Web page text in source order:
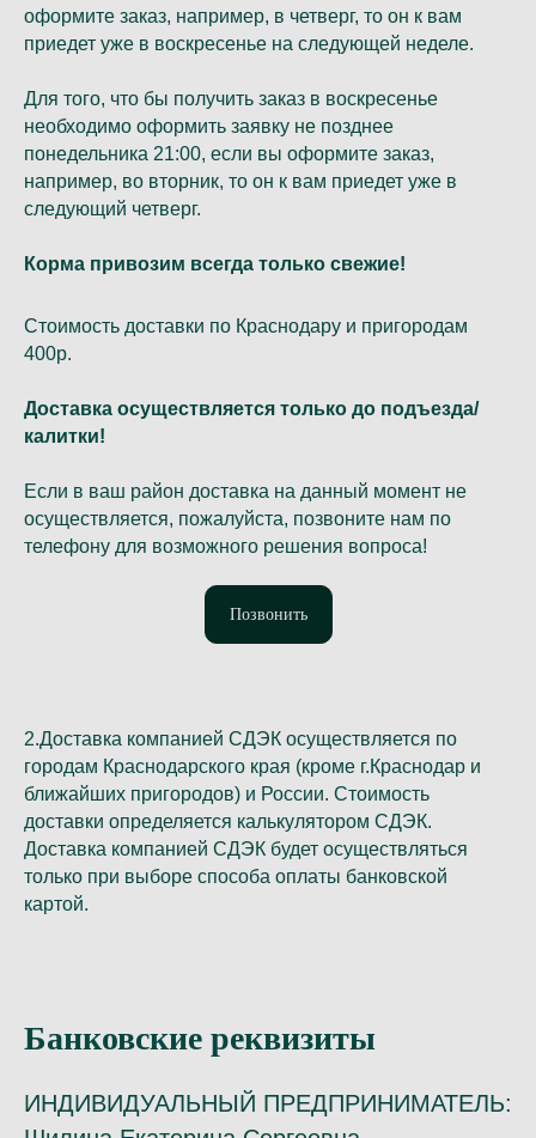
оформите заказ, например, в четверг, то он к вам
приедет уже в воскресенье на следующей неделе.
Для того, что бы получить заказ в воскресенье
необходимо оформить заявку не позднее
понедельника 21:00, если вы оформите заказ,
например, во вторник, то он к вам приедет уже в
следующий четверг.
Корма привозим всегда только свежие!
Стоимость доставки по Краснодару и пригородам
400р.
Доставка осуществляется только до подъезда/
калитки!
Если в ваш район доставка на данный момент не
осуществляется, пожалуйста, позвоните нам по
телефону для возможного решения вопроса!
Позвонить
2.Доставка компанией СДЭК осуществляется по
городам Краснодарского края (кроме г.Краснодар и
ближайших пригородов) и России. Стоимость
доставки определяется калькулятором СДЭК.
Доставка компанией СДЭК будет осуществляться
только при выборе способа оплаты банковской
картой.
Банковские реквизиты
ИНДИВИДУАЛЬНЫЙ ПРЕДПРИНИМАТЕЛЬ: